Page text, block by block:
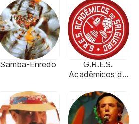
Samba-Enredo
G.R.E.S.
Acadêmicos do